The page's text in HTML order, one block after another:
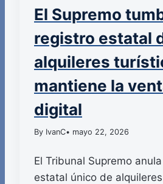
El Supremo
registro estatal
alquileres
mantiene la
digital
By IvanC• mayo 22, 2026
El Tribunal Supremo
estatal único de